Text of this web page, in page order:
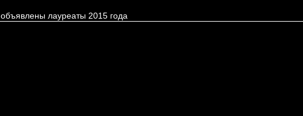
объявлены лауреаты 2015 года